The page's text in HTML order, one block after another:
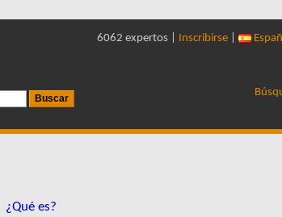
6062 expertos | Inscribirse
¿Qué es?